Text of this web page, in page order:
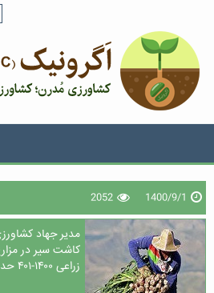
1400/9/1
2052
مدیر جهاد
کاشت سیر در
زراعی ۱۴۰۰-۴۰۱ حدود ۱۴۰۰ هکتار دانست.